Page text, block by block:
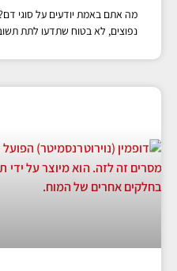
מה אתם באמת יודעים על סוגי
נפוצים, לא בטוח שתדעו לתת